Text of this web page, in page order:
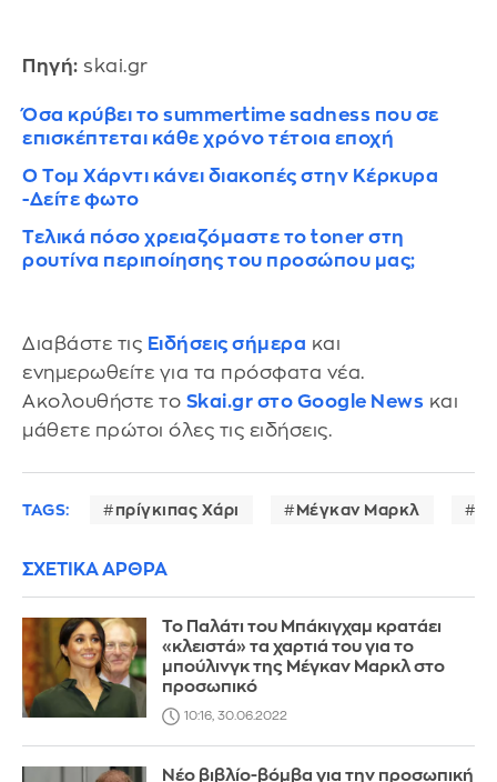
Πηγή: skai.gr
Όσα κρύβει το summertime sadness που σε
επισκέπτεται κάθε χρόνο τέτοια εποχή
O Τομ Χάρντι κάνει διακοπές στην Κέρκυρα
-Δείτε φωτο
Τελικά πόσο χρειαζόμαστε το toner στη
ρουτίνα περιποίησης του προσώπου μας;
Διαβάστε τις Ειδήσεις σήμερα και
ενημερωθείτε για τα πρόσφατα νέα.
Ακολουθήστε το Skai.gr στο Google News και
μάθετε πρώτοι όλες τις ειδήσεις.
TAGS: πρίγκιπας Χάρι Μέγκαν Μαρκλ
ΣΧΕΤΙΚΑ ΑΡΘΡΑ
Το Παλάτι του Μπάκιγχαμ κρατάει
«κλειστά» τα χαρτιά του για το
μπούλινγκ της Μέγκαν Μαρκλ στο
προσωπικό
10:16, 30.06.2022
Νέο βιβλίο-βόμβα για την προσωπική